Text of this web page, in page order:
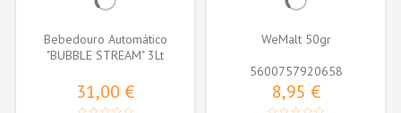
Bebedouro Automático
"BUBBLE STREAM" 3Lt
31,00 €
WeMalt 50gr
5600757920658
8,95 €